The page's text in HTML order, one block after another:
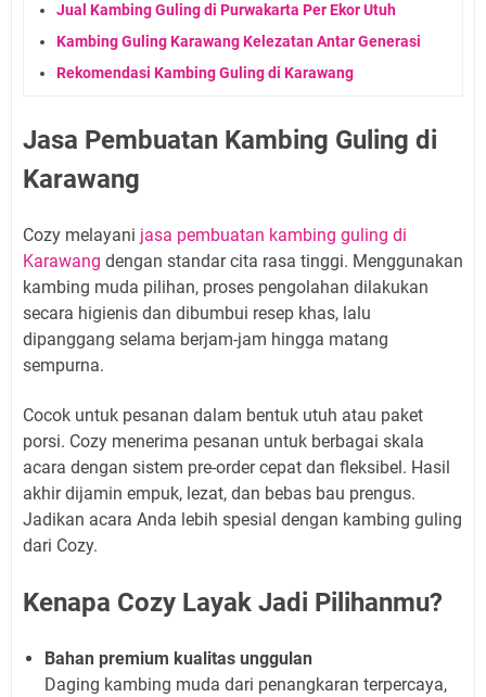
Jual Kambing Guling di Purwakarta Per Ekor Utuh
Kambing Guling Karawang Kelezatan Antar Generasi
Rekomendasi Kambing Guling di Karawang
Jasa Pembuatan Kambing Guling di
Karawang
Cozy melayani jasa pembuatan kambing guling di
Karawang dengan standar cita rasa tinggi. Menggunakan
kambing muda pilihan, proses pengolahan dilakukan
secara higienis dan dibumbui resep khas, lalu
dipanggang selama berjam-jam hingga matang
sempurna.
Cocok untuk pesanan dalam bentuk utuh atau paket
porsi. Cozy menerima pesanan untuk berbagai skala
acara dengan sistem pre-order cepat dan fleksibel. Hasil
akhir dijamin empuk, lezat, dan bebas bau prengus.
Jadikan acara Anda lebih spesial dengan kambing guling
dari Cozy.
Kenapa Cozy Layak Jadi Pilihanmu?
Bahan premium kualitas unggulan
Daging kambing muda dari penangkaran terpercaya,